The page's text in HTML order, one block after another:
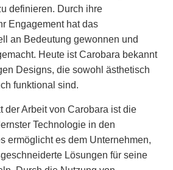
definieren. Durch ihre
Engagement hat das
an Bedeutung gewonnen und
Heute ist Carobara bekannt
Designs, die sowohl ästhetisch
funktional sind.
der Arbeit von Carobara ist die
Technologie in den
ermöglicht es dem Unternehmen,
Lösungen für seine